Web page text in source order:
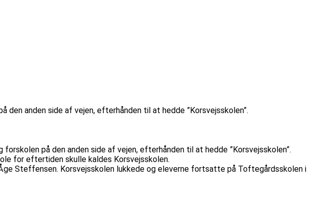
anden side af vejen, efterhånden til at hedde ”Korsvejsskolen”.
på den anden side af vejen, efterhånden til at hedde ”Korsvejsskolen”.
for eftertiden skulle kaldes Korsvejsskolen.
Steffensen. Korsvejsskolen lukkede og eleverne fortsatte på Toftegårdsskolen i